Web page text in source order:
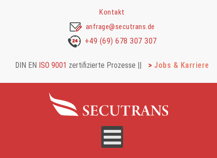
Kontakt
anfrage@secutrans.de
+49 (69) 678 307 307
DIN EN ISO 9001 zertifizierte Prozesse || Jobs & Karriere